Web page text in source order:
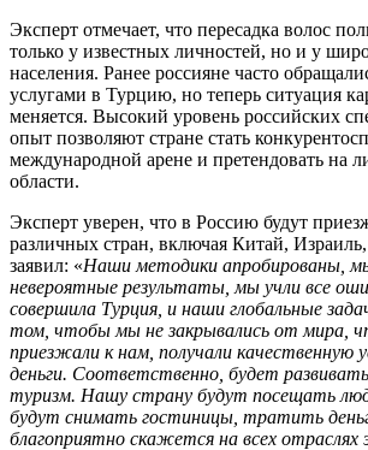
Эксперт отмечает, что пересадка волос
только у известных личностей, но и у
населения. Ранее россияне часто
услугами в Турцию, но теперь ситуация
меняется. Высокий уровень российских
опыт позволяют стране стать
международной арене и претендовать на
области.
Эксперт уверен, что в Россию будут
различных стран, включая Китай,
заявил: «Наши методики апробированы,
невероятные результаты, мы учли все
совершила Турция, и наши глобальные
том, чтобы мы не закрывались от мира,
приезжали к нам, получали качественную
деньги. Соответственно, будет
туризм. Нашу страну будут посещать
будут снимать гостиницы, тратить
благоприятно скажется на всех отраслях